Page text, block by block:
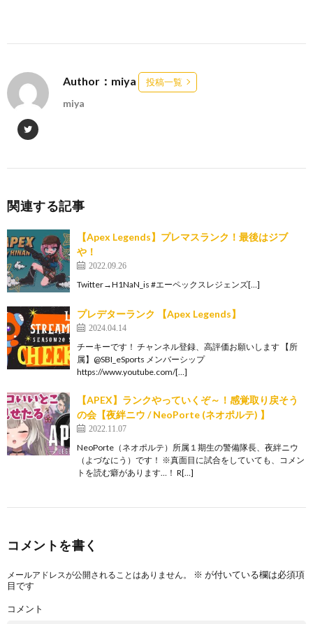
Author：miya 投稿一覧
miya
関連する記事
【Apex Legends】プレマスランク！最後はジブ
や！
2022.09.26
Twitter→H1NaN_is #エーペックスレジェンズ[…]
プレデターランク 【Apex Legends】
2024.04.14
チーキーです！ チャンネル登録、高評価お願いします 【所
属】@SBI_eSports メンバーシップ
https://www.youtube.com/[…]
【APEX】ランクやっていくぞ～！感覚取り戻そう
の会【夜絆ニウ / NeoPorte (ネオポルテ) 】
2022.11.07
NeoPorte（ネオポルテ）所属１期生の警備隊長、夜絆ニウ
（よづなにう）です！ ※真面目に試合をしていても、コメン
トを読む癖があります…！ R[…]
コメントを書く
メールアドレスが公開されることはありません。 ※ が付いている欄は必須項
目です
コメント